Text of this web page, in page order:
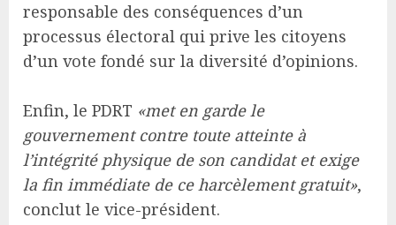
responsable des conséquences d’un
processus électoral qui prive les citoyens
d’un vote fondé sur la diversité d’opinions.
Enfin, le PDRT «met en garde le
gouvernement contre toute atteinte à
l’intégrité physique de son candidat et exige
la fin immédiate de ce harcèlement gratuit»,
conclut le vice-président.